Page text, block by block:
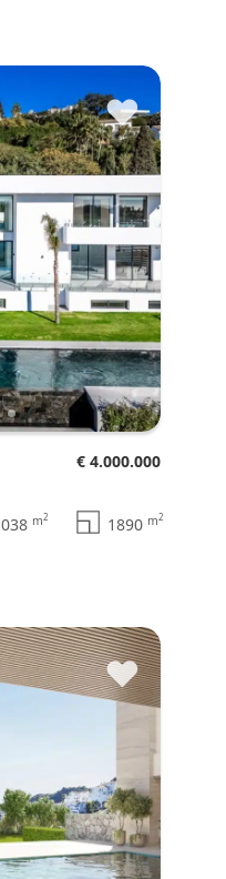
♥
€ 4.000.000
1038 m2 1890 m2
♥